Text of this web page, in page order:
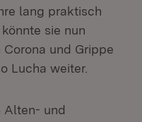
lang praktisch
sie nun
und Grippe
Lucha weiter.
Alten- und